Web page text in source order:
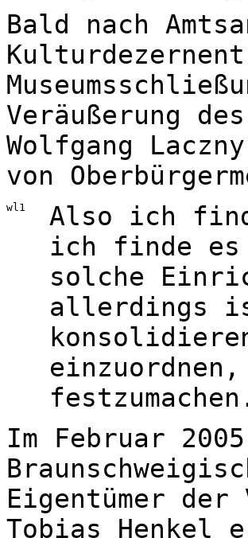
Bald nach
Veräußerung
Wolfgang
von
wl1
Also ich
ich finde es
solche
allerdings
Im Februar
Eigentümer
Tobias Henkel